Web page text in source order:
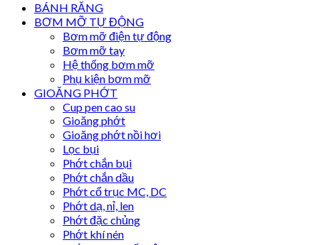
BÁNH RĂNG
BƠM MỠ TỰ ĐỘNG
Bơm mỡ điện tự động
Bơm mỡ tay
Hệ thống bơm mỡ
Phụ kiện bơm mỡ
GIOĂNG PHỚT
Cup pen cao su
Gioăng phớt
Gioăng phớt nồi hơi
Lọc bụi
Phớt chắn bụi
Phớt chắn dầu
Phớt cổ trục MC, DC
Phớt dạ, nỉ, len
Phớt đặc chủng
Phớt khí nén